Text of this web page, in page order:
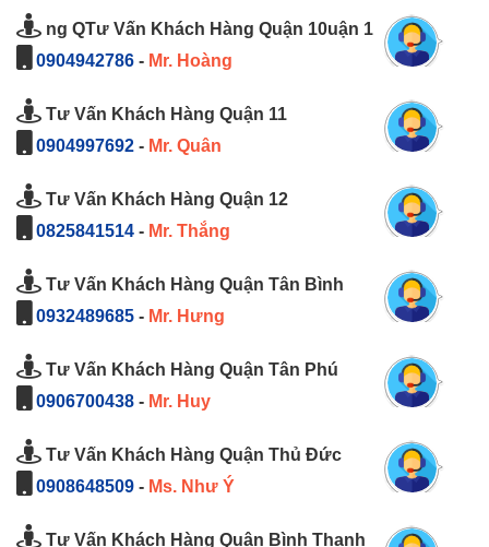
ng QTư Vấn Khách Hàng Quận 10uận 1
0904942786 - Mr. Hoàng
Tư Vấn Khách Hàng Quận 11
0904997692 - Mr. Quân
Tư Vấn Khách Hàng Quận 12
0825841514 - Mr. Thắng
Tư Vấn Khách Hàng Quận Tân Bình
0932489685 - Mr. Hưng
Tư Vấn Khách Hàng Quận Tân Phú
0906700438 - Mr. Huy
Tư Vấn Khách Hàng Quận Thủ Đức
0908648509 - Ms. Như Ý
Tư Vấn Khách Hàng Quận Bình Thạnh